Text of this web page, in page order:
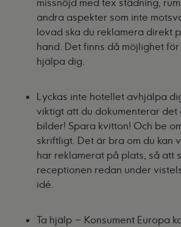
andra aspekter som inte
lovad ska du reklamera direkt
hand. Det finns då möjlighet
hjälpa dig.
Lyckas inte hotellet avhjälpa
viktigt att du dokumenterar det
bilder! Spara kvitton! Och be
skriftligt. Det är bra om du kan
har reklamerat på plats, så att
receptionen redan under
idé.
Ta hjälp – Konsument Europa